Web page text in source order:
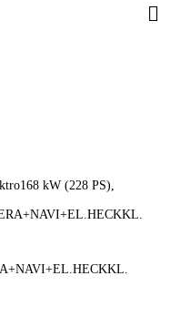
168 kW (228 PS),